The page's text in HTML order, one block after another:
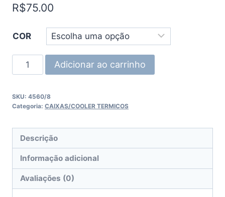
R$75.00
COR
Adicionar ao carrinho
SKU: 4560/8
Categoria: CAIXAS/COOLER TERMICOS
Descrição
Informação adicional
Avaliações (0)